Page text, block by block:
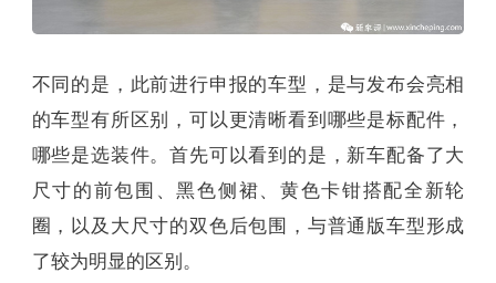
不同的是，此前进行申报的车型，是与发布会亮相
的车型有所区别，可以更清晰看到哪些是标配件，
哪些是选装件。首先可以看到的是，新车配备了大
尺寸的前包围、黑色侧裙、黄色卡钳搭配全新轮
圈，以及大尺寸的双色后包围，与普通版车型形成
了较为明显的区别。